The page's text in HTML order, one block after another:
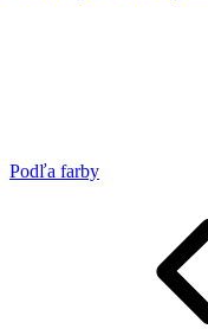
Podľa farby